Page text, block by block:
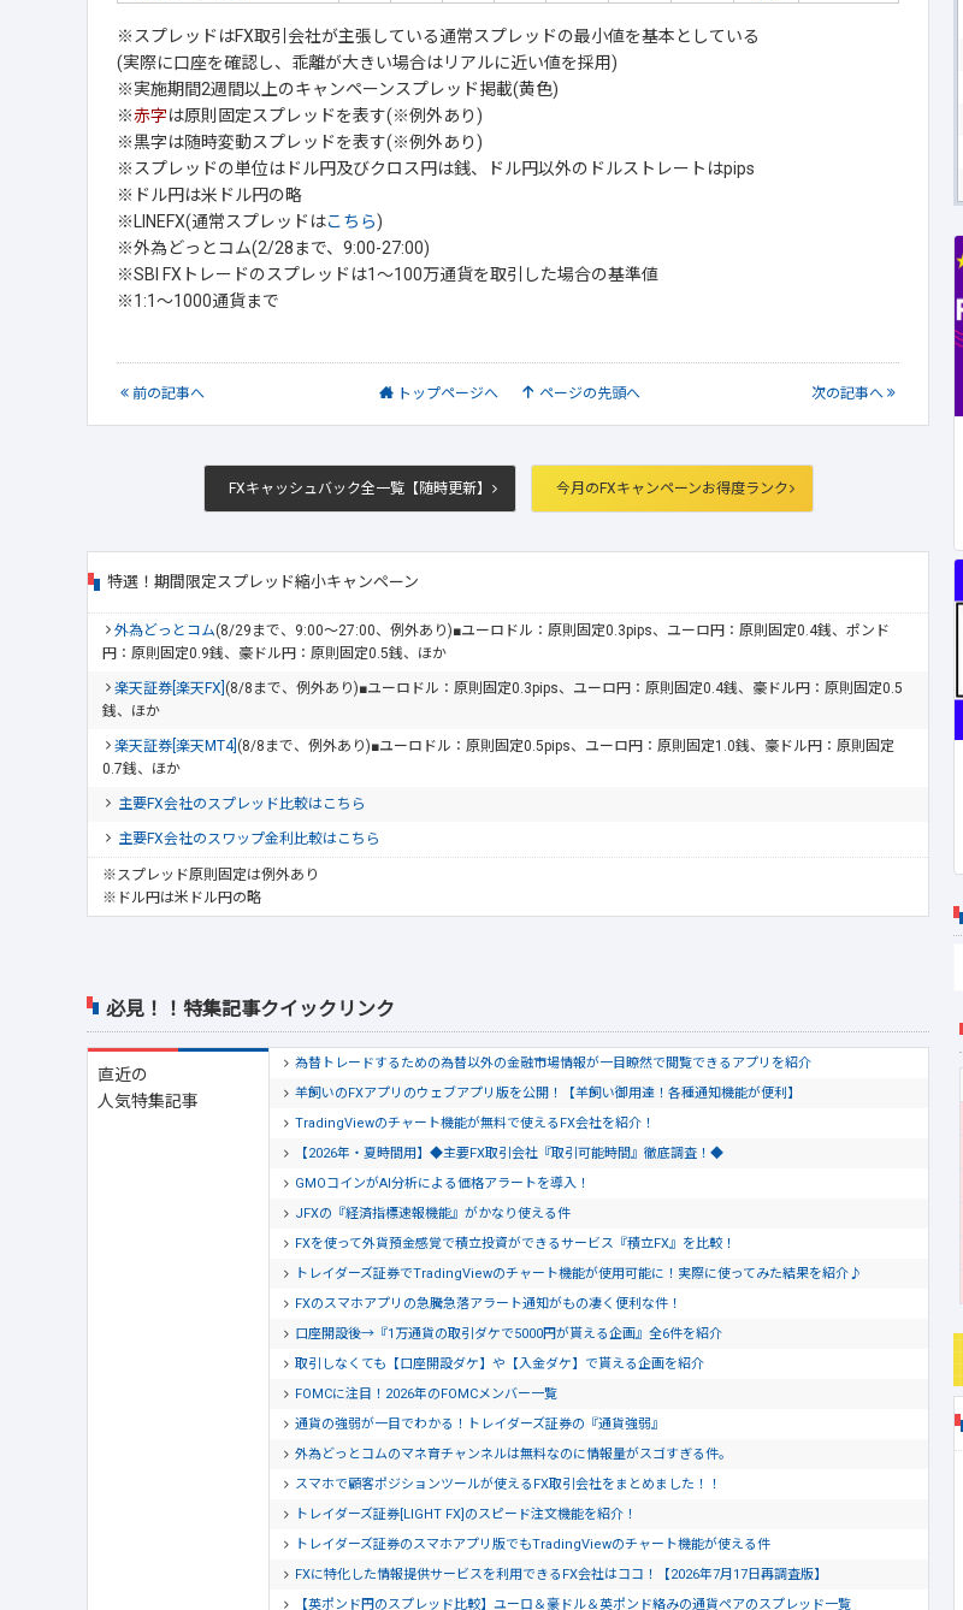
※スプレッドはFX取引会社が主張している通常スプレッドの最小値を基本としている
(実際に口座を確認し、乖離が大きい場合はリアルに近い値を採用)
※実施期間2週間以上のキャンペーンスプレッド掲載(黄色)
※赤字は原則固定スプレッドを表す(※例外あり)
※黒字は随時変動スプレッドを表す(※例外あり)
※スプレッドの単位はドル円及びクロス円は銭、ドル円以外のドルストレートはpips
※ドル円は米ドル円の略
※LINEFX(通常スプレッドはこちら)
※外為どっとコム(2/28まで、9:00-27:00)
※SBI FXトレードのスプレッドは1～100万通貨を取引した場合の基準値
※1:1～1000通貨まで
前の記事へ トップページへ ページの先頭へ 次の記事へ
FXキャッシュバック全一覧【随時更新】 今月のFXキャンペーンお得度ランク
特選！期間限定スプレッド縮小キャンペーン
外為どっとコム(8/29まで、9:00～27:00、例外あり)■ユーロドル：原則固定0.3pips、ユーロ円：原則固定0.4銭、ポンド
円：原則固定0.9銭、豪ドル円：原則固定0.5銭、ほか
楽天証券[楽天FX] (8/8まで、例外あり)■ユーロドル：原則固定0.3pips、ユーロ円：原則固定0.4銭、豪ドル円：原則固定0.5
銭、ほか
楽天証券[楽天MT4] (8/8まで、例外あり)■ユーロドル：原則固定0.5pips、ユーロ円：原則固定1.0銭、豪ドル円：原則固定
0.7銭、ほか
主要FX会社のスプレッド比較はこちら
主要FX会社のスワップ金利比較はこちら
※スプレッド原則固定は例外あり
※ドル円は米ドル円の略
必見！！特集記事クイックリンク
直近の
人気特集記事
為替トレードするための為替以外の金融市場情報が一目瞭然で閲覧できるアプリを紹介
羊飼いのFXアプリのウェブアプリ版を公開！【羊飼い御用達！各種通知機能が便利】
TradingViewのチャート機能が無料で使えるFX会社を紹介！
【2026年・夏時間用】◆主要FX取引会社『取引可能時間』徹底調査！◆
GMOコインがAI分析による価格アラートを導入！
JFXの『経済指標速報機能』がかなり使える件
FXを使って外貨預金感覚で積立投資ができるサービス『積立FX』を比較！
トレイダーズ証券でTradingViewのチャート機能が使用可能に！実際に使ってみた結果を紹介♪
FXのスマホアプリの急騰急落アラート通知がもの凄く便利な件！
口座開設後→『1万通貨の取引ダケで5000円が貰える企画』全6件を紹介
取引しなくても【口座開設ダケ】や【入金ダケ】で貰える企画を紹介
FOMCに注目！2026年のFOMCメンバー一覧
通貨の強弱が一目でわかる！トレイダーズ証券の『通貨強弱』
外為どっとコムのマネ育チャンネルは無料なのに情報量がスゴすぎる件。
スマホで顧客ポジションツールが使えるFX取引会社をまとめました！！
トレイダーズ証券[LIGHT FX]のスピード注文機能を紹介！
トレイダーズ証券のスマホアプリ版でもTradingViewのチャート機能が使える件
FXに特化した情報提供サービスを利用できるFX会社はココ！【2026年7月17日再調査版】
【英ポンド円のスプレッド比較】ユーロ＆豪ドル＆英ポンド絡みの通貨ペアのスプレッド一覧